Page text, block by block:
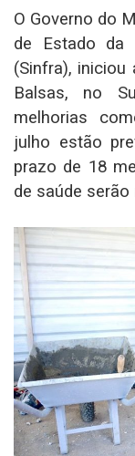
O Governo do
de Estado da
(Sinfra), iniciou
Balsas, no
melhorias
julho estão
prazo de 18
de saúde serão